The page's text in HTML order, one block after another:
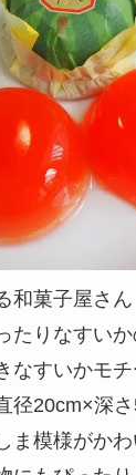
和菓子屋さん
たりなすい
なすいかモ
径20cm×深
ま模様がか